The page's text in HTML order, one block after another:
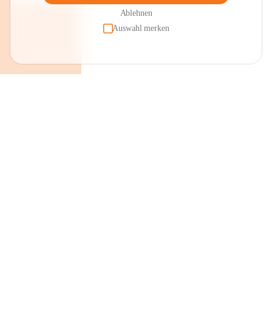
Ablehnen
Auswahl merken